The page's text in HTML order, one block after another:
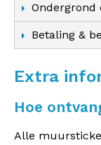
Ondergrond
Betaling &
Extra
Hoe
Alle